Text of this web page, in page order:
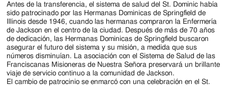
Antes de la transferencia, el sistema de salud del St. Dominic había
sido patrocinado por las Hermanas Dominicas de Springfield de
Illinois desde 1946, cuando las hermanas compraron la Enfermería
de Jackson en el centro de la ciudad. Después de más de 70 años
de dedicación, las Hermanas Dominicas de Springfield buscaron
asegurar el futuro del sistema y su misión, a medida que sus
números disminuían. La asociación con el Sistema de Salud de las
Franciscanas Misioneras de Nuestra Señora preservará un brillante
viaje de servicio continuo a la comunidad de Jackson.
El cambio de patrocinio se enmarcó con una celebración en el St.